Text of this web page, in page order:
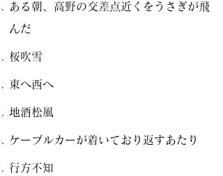
ある朝、高野の交差点近くをうさぎが飛
んだ
桜吹雪
東へ西へ
地酒松風
ケーブルカーが着いており返すあたり
行方不知